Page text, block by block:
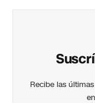
Recibe las